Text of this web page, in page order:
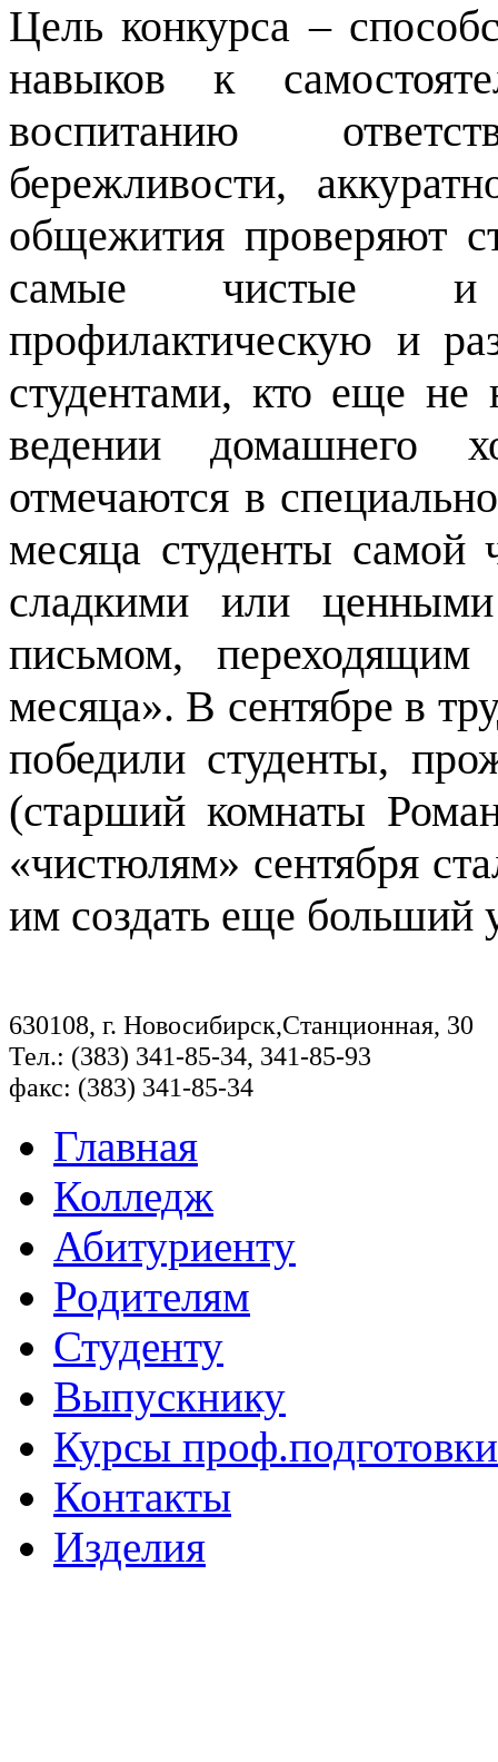
Цель конкурса –
навыков к
воспитанию
бережливости,
общежития проверяют
самые чистые и
профилактическую и
студентами, кто еще не
ведении домашнего
отмечаются в
месяца студенты самой
сладкими или
письмом,
месяца». В сентябре в
победили студенты,
(старший комнаты
«чистюлям» сентября
им создать еще больший
630108, г. Новосибирск,Станционная, 30
Тел.: (383) 341-85-34, 341-85-93
факс: (383) 341-85-34
Главная
Колледж
Абитуриенту
Родителям
Студенту
Выпускнику
Курсы проф.подготовки
Контакты
Изделия